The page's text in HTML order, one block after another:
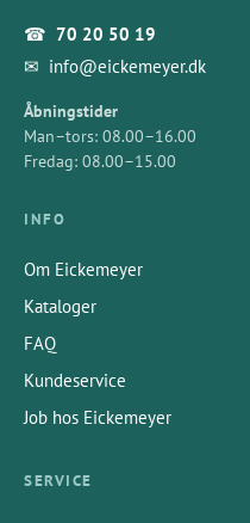
☎ 70 20 50 19
✉ info@eickemeyer.dk
Åbningstider
Man–tors: 08.00–16.00
Fredag: 08.00–15.00
INFO
Om Eickemeyer
Kataloger
FAQ
Kundeservice
Job hos Eickemeyer
SERVICE